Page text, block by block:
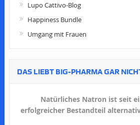
Lupo Cattivo-Blog
Happiness Bundle
Umgang mit Frauen
DAS LIEBT BIG-PHARMA GAR
Natürliches Natron ist seit
erfolgreicher Bestandteil